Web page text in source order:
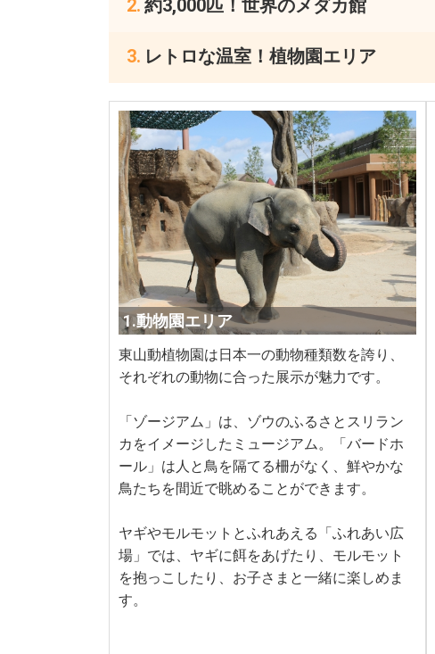
約3,000匹！世界のメダカ館
レトロな温室！植物園エリア
1.動物園エリア
東山動植物園は日本一の動物種類数を誇り、
それぞれの動物に合った展示が魅力です。
「ゾージアム」は、ゾウのふるさとスリラン
カをイメージしたミュージアム。「バードホ
ール」は人と鳥を隔てる柵がなく、鮮やかな
鳥たちを間近で眺めることができます。
ヤギやモルモットとふれあえる「ふれあい広
場」では、ヤギに餌をあげたり、モルモット
を抱っこしたり、お子さまと一緒に楽しめま
す。